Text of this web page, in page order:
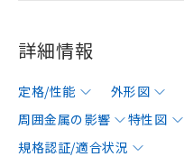
詳細情報
定格/性能 外形図
周囲金属の影響
特性図
規格認証/適合状況